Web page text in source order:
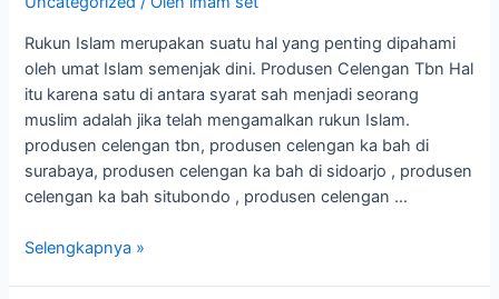
Rukun Islam merupakan suatu hal yang penting dipahami
oleh umat Islam semenjak dini. Produsen Celengan Tbn Hal
itu karena satu di antara syarat sah menjadi seorang
muslim adalah jika telah mengamalkan rukun Islam.
produsen celengan tbn, produsen celengan ka bah di
surabaya, produsen celengan ka bah di sidoarjo , produsen
celengan ka bah situbondo , produsen celengan …
Selengkapnya »